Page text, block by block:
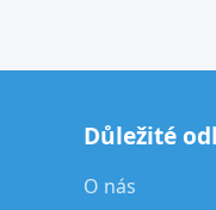
Důležité
O nás